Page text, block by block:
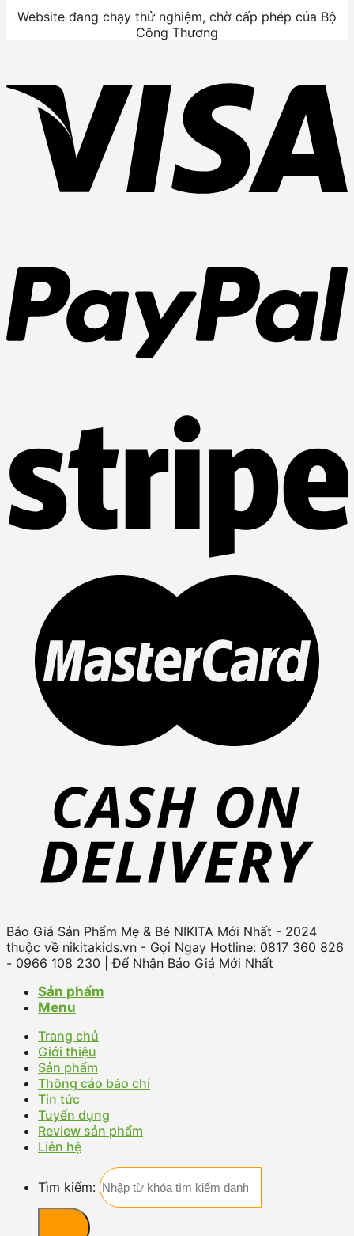
Website đang chạy thử nghiệm, chờ cấp phép của Bộ
Công Thương
Báo Giá Sản Phẩm Mẹ & Bé NIKITA Mới Nhất - 2024
thuộc về nikitakids.vn - Gọi Ngay Hotline: 0817 360 826
- 0966 108 230 | Để Nhận Báo Giá Mới Nhất
Sản phẩm
Menu
Trang chủ
Giới thiệu
Sản phẩm
Thông cáo báo chí
Tin tức
Tuyển dụng
Review sản phẩm
Liên hệ
Tìm kiếm: